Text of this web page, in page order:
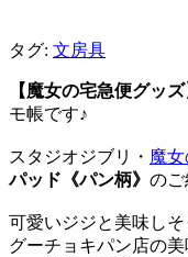
タグ: 文房具
【魔女の宅急便グッズ
モ帳です♪
スタジオジブリ・ 魔
パッド《パン柄》 のご
可愛いジジと美味し
グーチョキパン店の